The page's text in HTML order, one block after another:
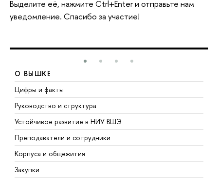
Выделите её, нажмите Ctrl+Enter и отправьте нам
уведомление. Спасибо за участие!
О ВЫШКЕ
Цифры и факты
Руководство и структура
Устойчивое развитие в НИУ ВШЭ
Преподаватели и сотрудники
Корпуса и общежития
Закупки